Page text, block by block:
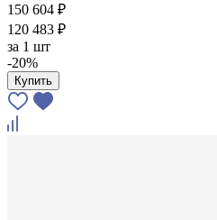
150 604 ₽
120 483 ₽
за 1 шт
-20%
Купить